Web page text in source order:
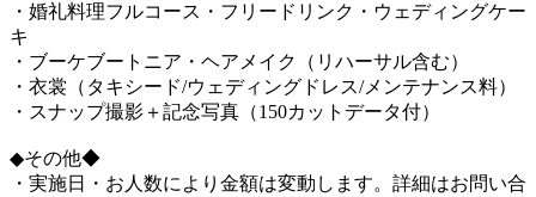
・婚礼料理フルコース・フリードリンク・ウェディングケー
キ
・ブーケブートニア・ヘアメイク（リハーサル含む）
・衣裳（タキシード/ウェディングドレス/メンテナンス料）
・スナップ撮影＋記念写真（150カットデータ付）
◆その他◆
・実施日・お人数により金額は変動します。詳細はお問い合